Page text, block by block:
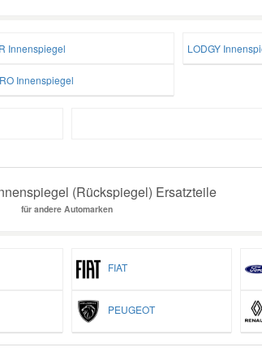
Innenspiegel LODGY
Innenspiegel
(Rückspiegel) Ersatzteile
für andere Automarken
FIAT
PEUGEOT